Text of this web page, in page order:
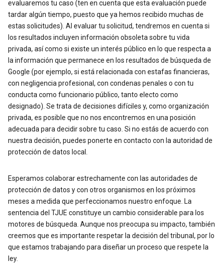
evaluaremos tu caso (ten en cuenta que esta evaluación puede
tardar algún tiempo, puesto que ya hemos recibido muchas de
estas solicitudes). Al evaluar tu solicitud, tendremos en cuenta si
los resultados incluyen información obsoleta sobre tu vida
privada, así como si existe un interés público en lo que respecta a
la información que permanece en los resultados de búsqueda de
Google (por ejemplo, si está relacionada con estafas financieras,
con negligencia profesional, con condenas penales o con tu
conducta como funcionario público, tanto electo como
designado). Se trata de decisiones difíciles y, como organización
privada, es posible que no nos encontremos en una posición
adecuada para decidir sobre tu caso. Si no estás de acuerdo con
nuestra decisión, puedes ponerte en contacto con la autoridad de
protección de datos local.
Esperamos colaborar estrechamente con las autoridades de
protección de datos y con otros organismos en los próximos
meses a medida que perfeccionamos nuestro enfoque. La
sentencia del TJUE constituye un cambio considerable para los
motores de búsqueda. Aunque nos preocupa su impacto, también
creemos que es importante respetar la decisión del tribunal, por lo
que estamos trabajando para diseñar un proceso que respete la
ley.